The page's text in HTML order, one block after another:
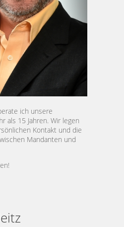
ich unsere
als 15 Jahren. Wir legen
Kontakt und die
Mandanten und